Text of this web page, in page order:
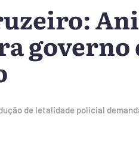
governo
de letalidade policial